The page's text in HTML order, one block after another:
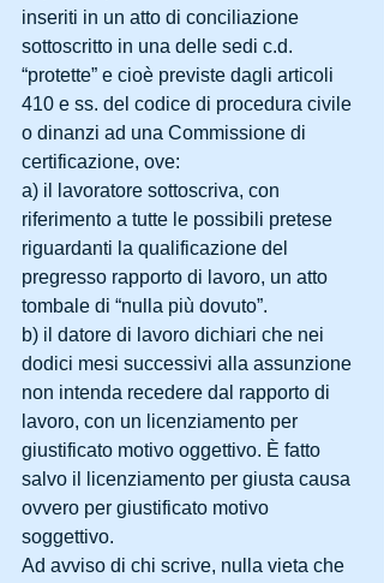
inseriti in un atto di conciliazione
sottoscritto in una delle sedi c.d.
“protette” e cioè previste dagli articoli
410 e ss. del codice di procedura civile
o dinanzi ad una Commissione di
certificazione, ove:
a) il lavoratore sottoscriva, con
riferimento a tutte le possibili pretese
riguardanti la qualificazione del
pregresso rapporto di lavoro, un atto
tombale di “nulla più dovuto”.
b) il datore di lavoro dichiari che nei
dodici mesi successivi alla assunzione
non intenda recedere dal rapporto di
lavoro, con un licenziamento per
giustificato motivo oggettivo. È fatto
salvo il licenziamento per giusta causa
ovvero per giustificato motivo
soggettivo.
Ad avviso di chi scrive, nulla vieta che